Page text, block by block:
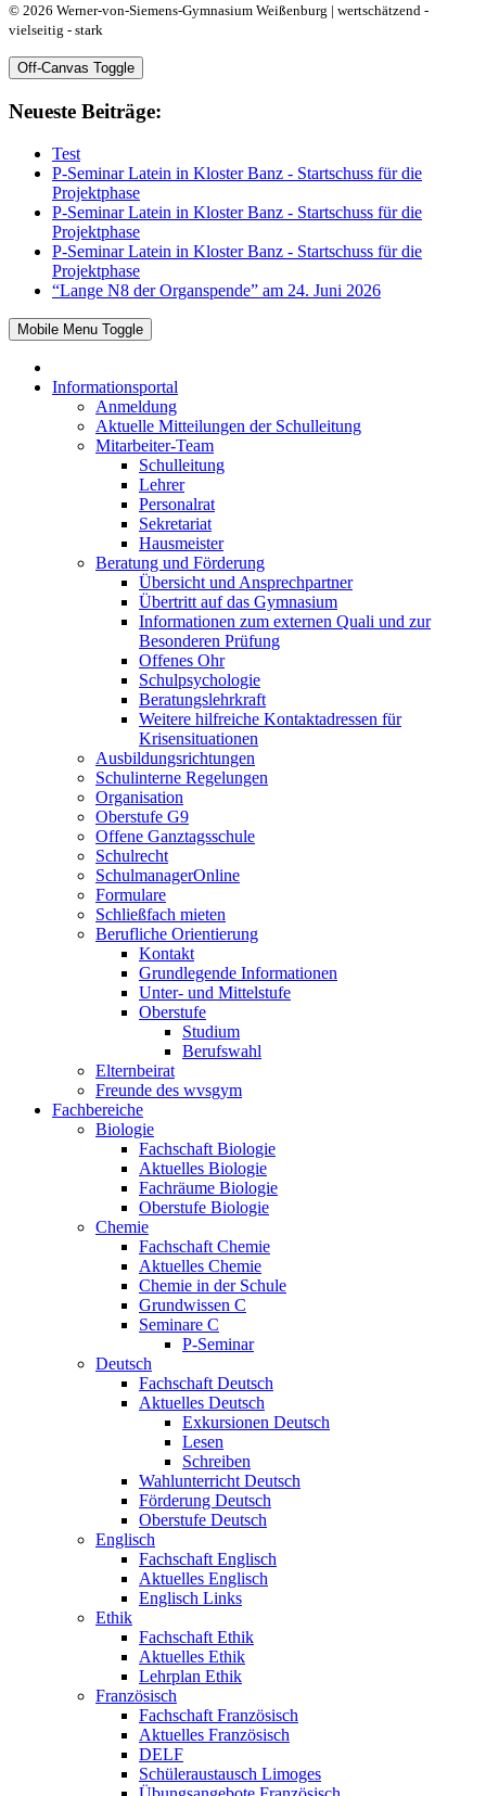
© 2026 Werner-von-Siemens-Gymnasium Weißenburg | wertschätzend -
vielseitig - stark
Off-Canvas Toggle
Neueste Beiträge:
Test
P-Seminar Latein in Kloster Banz - Startschuss für die
Projektphase
P-Seminar Latein in Kloster Banz - Startschuss für die
Projektphase
P-Seminar Latein in Kloster Banz - Startschuss für die
Projektphase
“Lange N8 der Organspende” am 24. Juni 2026
Mobile Menu Toggle
Informationsportal
Anmeldung
Aktuelle Mitteilungen der Schulleitung
Mitarbeiter-Team
Schulleitung
Lehrer
Personalrat
Sekretariat
Hausmeister
Beratung und Förderung
Übersicht und Ansprechpartner
Übertritt auf das Gymnasium
Informationen zum externen Quali und zur
Besonderen Prüfung
Offenes Ohr
Schulpsychologie
Beratungslehrkraft
Weitere hilfreiche Kontaktadressen für
Krisensituationen
Ausbildungsrichtungen
Schulinterne Regelungen
Organisation
Oberstufe G9
Offene Ganztagsschule
Schulrecht
SchulmanagerOnline
Formulare
Schließfach mieten
Berufliche Orientierung
Kontakt
Grundlegende Informationen
Unter- und Mittelstufe
Oberstufe
Studium
Berufswahl
Elternbeirat
Freunde des wvsgym
Fachbereiche
Biologie
Fachschaft Biologie
Aktuelles Biologie
Fachräume Biologie
Oberstufe Biologie
Chemie
Fachschaft Chemie
Aktuelles Chemie
Chemie in der Schule
Grundwissen C
Seminare C
P-Seminar
Deutsch
Fachschaft Deutsch
Aktuelles Deutsch
Exkursionen Deutsch
Lesen
Schreiben
Wahlunterricht Deutsch
Förderung Deutsch
Oberstufe Deutsch
Englisch
Fachschaft Englisch
Aktuelles Englisch
Englisch Links
Ethik
Fachschaft Ethik
Aktuelles Ethik
Lehrplan Ethik
Französisch
Fachschaft Französisch
Aktuelles Französisch
DELF
Schüleraustausch Limoges